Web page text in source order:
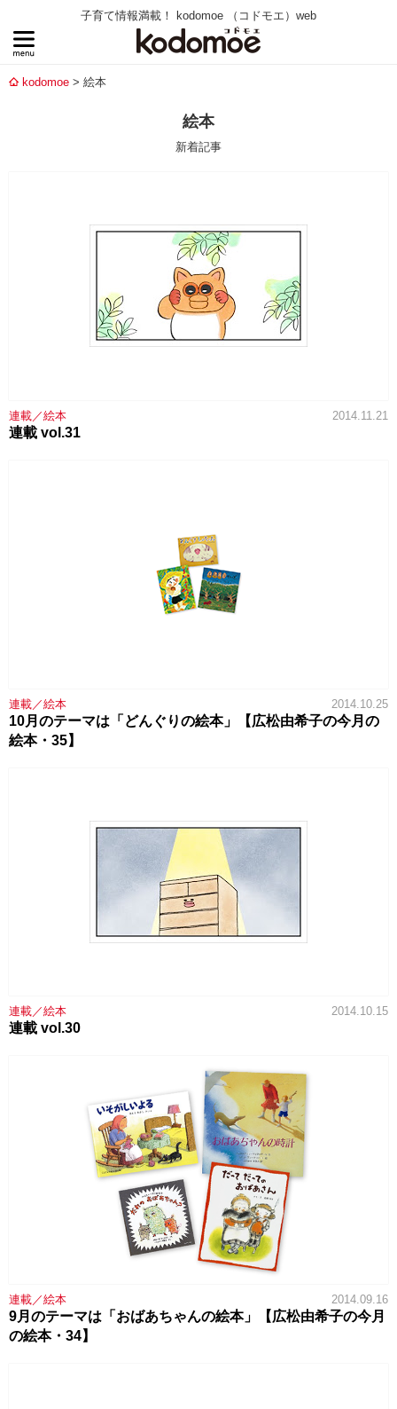
子育て情報満載！ kodomoe （コドモエ）web
kodomoe 絵本
絵本
新着記事
連載／絵本 2014.11.21
連載 vol.31
連載／絵本 2014.10.25
10月のテーマは「どんぐりの絵本」【広松由希子の今月の
絵本・35】
連載／絵本 2014.10.15
連載 vol.30
連載／絵本 2014.09.16
9月のテーマは「おばあちゃんの絵本」【広松由希子の今月
の絵本・34】